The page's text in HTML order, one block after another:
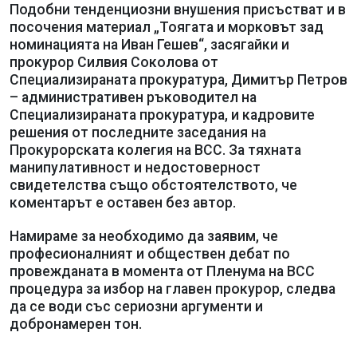
Подобни тенденциозни внушения присъстват и в
посочения материал „Тоягата и морковът зад
номинацията на Иван Гешев“, засягайки и
прокурор Силвия Соколова от
Специализираната прокуратура, Димитър Петров
– административен ръководител на
Специализираната прокуратура, и кадровите
решения от последните заседания на
Прокурорската колегия на ВСС. За тяхната
манипулативност и недостоверност
свидетелства също обстоятелството, че
коментарът е оставен без автор.
Намираме за необходимо да заявим, че
професионалният и обществен дебат по
провежданата в момента от Пленума на ВСС
процедура за избор на главен прокурор, следва
да се води със сериозни аргументи и
добронамерен тон.